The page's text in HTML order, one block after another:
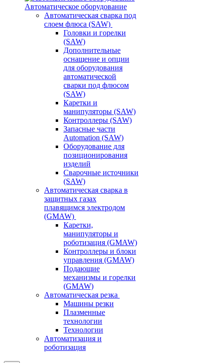
Автоматическое оборудование
Автоматическая сварка под
слоем флюса (SAW)
Головки и горелки
(SAW)
Дополнительные
оснащение и опции
для оборудования
автоматической
сварки под флюсом
(SAW)
Каретки и
манипуляторы (SAW)
Контроллеры (SAW)
Запасные части
Automation (SAW)
Оборудование для
позиционирования
изделий
Сварочные источники
(SAW)
Автоматическая сварка в
защитных газах
плавящимся электродом
(GMAW)
Каретки,
манипуляторы и
роботизация (GMAW)
Контроллеры и блоки
управления (GMAW)
Подающие
механизмы и горелки
(GMAW)
Автоматическая резка
Машины резки
Плазменные
технологии
Технологии
Автоматизация и
роботизация